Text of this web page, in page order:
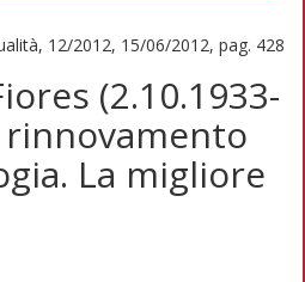
12/2012, 15/06/2012, pag. 428
(2.10.1933-
rinnovamento
La migliore